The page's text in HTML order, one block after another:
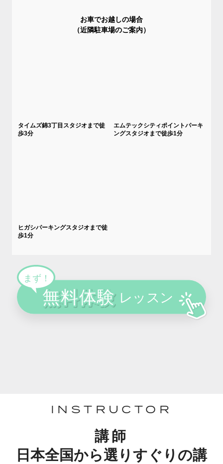
お車でお越しの場合
（近隣駐車場のご案内）
タイムズ錦3丁目スタジオまで徒
歩3分
エムテックシティポイントパーキ
ングスタジオまで徒歩1分
ヒガシパーキングスタジオまで徒
歩1分
INSTRUCTOR
講師
日本全国から選りすぐりの講